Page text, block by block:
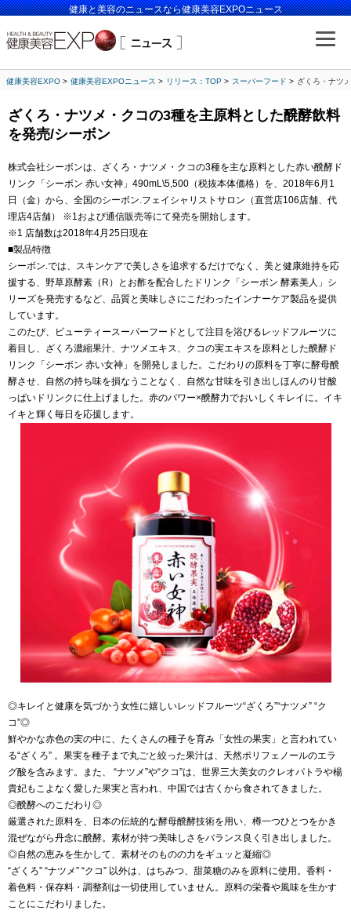
健康と美容のニュースなら健康美容EXPOニュース
健康美容EXPO 健康美容EXPOニュース リリース：TOP スーパーフード ざくろ・ナツ
ざくろ・ナツメ・クコの3種を主原料とした醗酵飲料
を発売/シーボン
株式会社シーボンは、ざくろ・ナツメ・クコの3種を主な原料とした赤い醗酵ド
リンク「シーボン 赤い女神」490mL\5,500（税抜本体価格）を、2018年6月1
日（金）から、全国のシーボン.フェイシャリストサロン（直営店106店舗、代
理店4店舗） ※1および通信販売等にて発売を開始します。
※1 店舗数は2018年4月25日現在
■製品特徴
シーボン.では、スキンケアで美しさを追求するだけでなく、美と健康維持を応
援する、野草原酵素（R）とお酢を配合したドリンク「シーボン 酵素美人」シ
リーズを発売するなど、品質と美味しさにこだわったインナーケア製品を提供
しています。
このたび、ビューティースーパーフードとして注目を浴びるレッドフルーツに
着目し、ざくろ濃縮果汁、ナツメエキス、クコの実エキスを原料とした醗酵ド
リンク「シーボン 赤い女神」を開発しました。こだわりの原料を丁寧に酵母醗
酵させ、自然の持ち味を損なうことなく、自然な甘味を引き出しほんのり甘酸
っぱいドリンクに仕上げました。赤のパワー×醗酵力でおいしくキレイに。イキ
イキと輝く毎日を応援します。
◎キレイと健康を気づかう女性に嬉しいレッドフルーツ“ざくろ”“ナツメ” “ク
コ”◎
鮮やかな赤色の実の中に、たくさんの種子を育み「女性の果実」と言われてい
る“ざくろ” 。果実を種子まで丸ごと絞った果汁は、天然ポリフェノールのエラ
グ酸を含みます。また、 “ナツメ”や“クコ”は、世界三大美女のクレオパトラや楊
貴妃もこよなく愛した果実と言われ、中国では古くから食されてきました。
◎醗酵へのこだわり◎
厳選された原料を、日本の伝統的な酵母醗酵技術を用い、樽一つひとつをかき
混ぜながら丹念に醗酵。素材が持つ美味しさをバランス良く引き出しました。
◎自然の恵みを生かして、素材そのものの力をギュッと凝縮◎
“ざくろ” “ナツメ” “クコ” 以外は、はちみつ、甜菜糖のみを原料に使用。香料・
着色料・保存料・調整剤は一切使用していません。原料の栄養や風味を生かす
ことにこだわりました。